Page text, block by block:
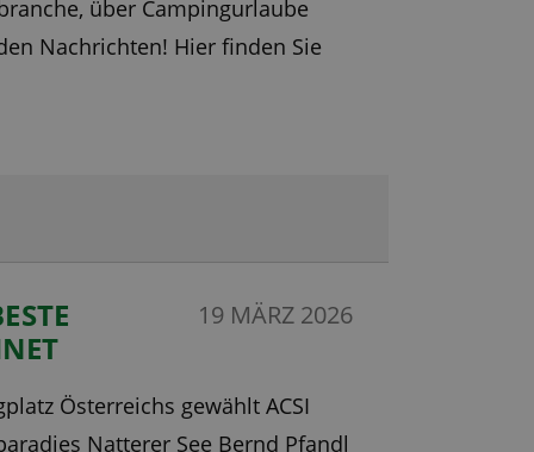
über Campingurlaube
Nachrichten! Hier finden Sie
19 MÄRZ 2026
Österreichs gewählt ACSI
Natterer See Bernd Pfandl